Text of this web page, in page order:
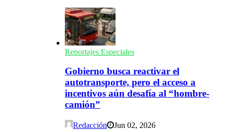
Reportajes Especiales
Gobierno busca reactivar el
autotransporte, pero el acceso a
incentivos aún desafía al “hombre-
camión”
Redacción
Jun 02, 2026